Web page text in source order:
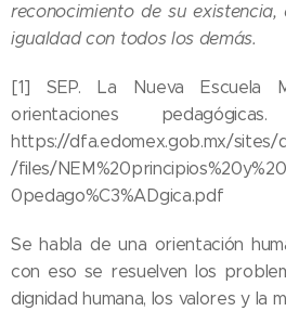
reconocimiento de su
igualdad con todos los demás.
[1] SEP. La Nueva Escuela
orientaciones
https://dfa.edomex.gob.mx/sites/
/files/
0pedago%C3%ADgica.pdf
Se habla de una orientación
con eso se resuelven los
dignidad humana, los valores y la